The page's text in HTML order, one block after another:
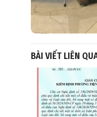
BÀI VIẾT LIÊN